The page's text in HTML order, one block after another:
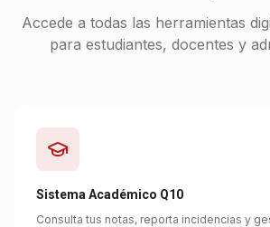
Accede a todas las herramientas
para estudiantes, docentes y
Sistema Académico Q10
Consulta tus notas, reporta incidencias y